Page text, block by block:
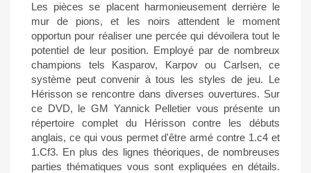
Les pièces se placent harmonieusement derrière le
mur de pions, et les noirs attendent le moment
opportun pour réaliser une percée qui dévoilera tout le
potentiel de leur position. Employé par de nombreux
champions tels Kasparov, Karpov ou Carlsen, ce
système peut convenir à tous les styles de jeu. Le
Hérisson se rencontre dans diverses ouvertures. Sur
ce DVD, le GM Yannick Pelletier vous présente un
répertoire complet du Hérisson contre les débuts
anglais, ce qui vous permet d'être armé contre 1.c4 et
1.Cf3. En plus des lignes théoriques, de nombreuses
parties thématiques vous sont expliquées en détails.